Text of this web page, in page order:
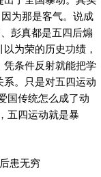
为那是客气。说成
彭真都是五四后煽
为荣的历史功绩，
条件反射就能把学
。只是对五四运动
国传统怎么成了动
五四运动就是暴
患无穷